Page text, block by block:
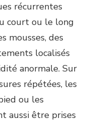
récurrentes
court ou le long
mousses, des
localisés
anormale. Sur
répétées, les
ou les
aussi être prises